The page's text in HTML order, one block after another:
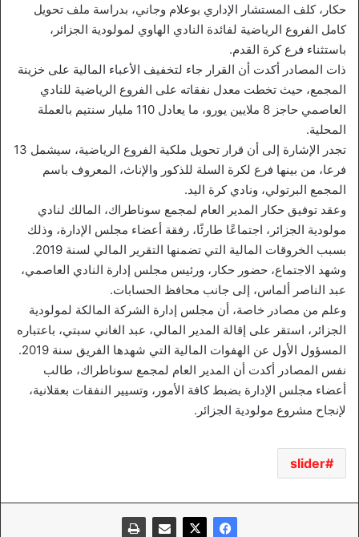
حكار، كلف المستشار الإداري بوعلام وجاني، بدراسة ملف تحويل
كامل الفروع الرياضية لفائدة النادي الهاوي لمولودية الجزائر،
باستثناء فرع كرة القدم.
ذات المصادر أكدت أن القرار جاء لتخفيف الأعباء المالية على خزينة
المجمع، حيث تخطت معدل نفقاته على الفروع الرياضية للنادي
العاصمي حاجز 8 ملايين يورو، ما يعادل 110 مليار سنتيم بالعملة
المحلية.
تجدر الإشارة إلى أن قرار تحويل ملكية الفروع الرياضية، سيشمل 13
فرعا، من بينها فرع لكرة السلة للذكور والإناث، المعروف باسم
المجمع البرتولي، ونادي كرة اليد.
وعقد توفيق حكار المدير العام لمجمع سوناطراك، المالك لنادي
مولودية الجزائر، اجتماعًا طارئًا، رفقة أعضاء مجلس الإدارة، وذلك
بسبب الخروقات المالية التي تضمنها التقرير المالي لسنة 2019.
وشهد الاجتماع، حضور حكار، ورئيس مجلس إدارة النادي العاصمي،
عبد الناصر ألماس، إلى جانب محافظ الحسابات.
وعلم من مصادر خاصة، أن مجلس إدارة الشركة المالكة لمولودية
الجزائر، استقر على إقالة المدير المالي، عبد الغاني سبتي، باعتباره
المسؤول الأول عن الهفوات المالية التي شهدها الفريق سنة 2019.
نفس المصادر أكدت أن المدير العام لمجمع سوناطراك، طالب
أعضاء مجلس الإدارة بضبط كافة الأمور، وتسيير النفقات بعقلانية،
لإنجاح مشروع مولودية الجزائر.
slider